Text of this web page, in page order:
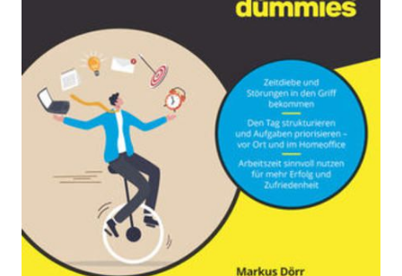
Verlag: Wiley-
VCH|Wiley-VCH
Buch 300 Seiten
Softcover
ISBN: 978-3-52771930-
3
Bibliografische Daten
Autor:innenbeschreibung